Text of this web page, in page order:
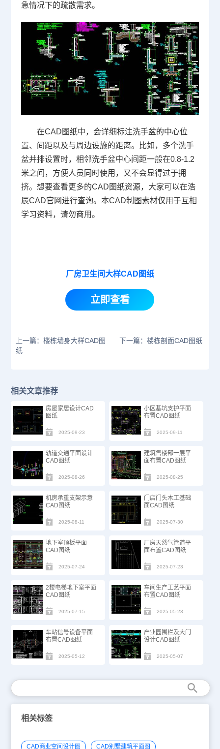
急情况下的疏散需求。
在CAD图纸中，会详细标注洗手盆的中心位
置、间距以及与周边设施的距离。比如，多个洗手
盆并排设置时，相邻洗手盆中心间距一般在0.8-1.2
米之间，方便人员同时使用，又不会显得过于拥
挤。想要查看更多的CAD图纸资源，大家可以在浩
辰CAD官网进行查询。本CAD制图素材仅用于互相
学习资料，请勿商用。
厂房卫生间大样CAD图纸
立即查看
上一篇：楼栋墙身大样CAD图
纸
下一篇：楼栋剖面CAD图纸
相关文章推荐
房屋家居设计CAD
图纸
2025-09-23
小区基坑支护平面
布置CAD图纸
2025-09-11
轨道交通平面设计
CAD图纸
2025-08-26
建筑售楼部一层平
面布置CAD图纸
2025-08-25
机房承重支架示意
CAD图纸
2025-08-11
门店门头木工基础
面CAD图纸
2025-07-30
地下室顶板平面
CAD图纸
2025-07-24
厂房天然气管道平
面布置CAD图纸
2025-07-23
2楼电梯地下室平面
CAD图纸
2025-07-15
车间生产工艺平面
布置CAD图纸
2025-05-23
车站信号设备平面
布置CAD图纸
2025-05-12
产业园围栏及大门
设计CAD图纸
2025-05-07
相关标签
CAD商业空间设计图 CAD别墅建筑平面图